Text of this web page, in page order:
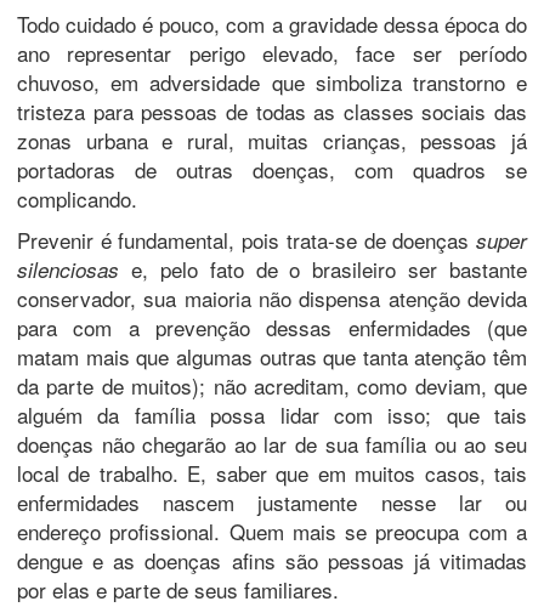
Todo cuidado é pouco, com a gravidade dessa época do
ano representar perigo elevado, face ser período
chuvoso, em adversidade que simboliza transtorno e
tristeza para pessoas de todas as classes sociais das
zonas urbana e rural, muitas crianças, pessoas já
portadoras de outras doenças, com quadros se
complicando.
Prevenir é fundamental, pois trata-se de doenças super
silenciosas e, pelo fato de o brasileiro ser bastante
conservador, sua maioria não dispensa atenção devida
para com a prevenção dessas enfermidades (que
matam mais que algumas outras que tanta atenção têm
da parte de muitos); não acreditam, como deviam, que
alguém da família possa lidar com isso; que tais
doenças não chegarão ao lar de sua família ou ao seu
local de trabalho. E, saber que em muitos casos, tais
enfermidades nascem justamente nesse lar ou
endereço profissional. Quem mais se preocupa com a
dengue e as doenças afins são pessoas já vitimadas
por elas e parte de seus familiares.